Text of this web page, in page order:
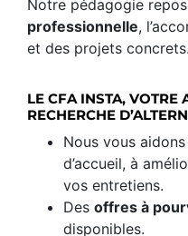
Notre pédagogie
professionnelle,
et des projets concrets.
LE CFA INSTA, VOTRE
RECHERCHE
Nous vous
d’accueil, à
vos entretiens.
Des offres à
disponibles.